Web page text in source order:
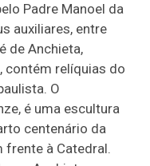
Padre Manoel da
auxiliares, entre
de Anchieta,
contém relíquias do
O
é uma escultura
centenário da
frente à Catedral.